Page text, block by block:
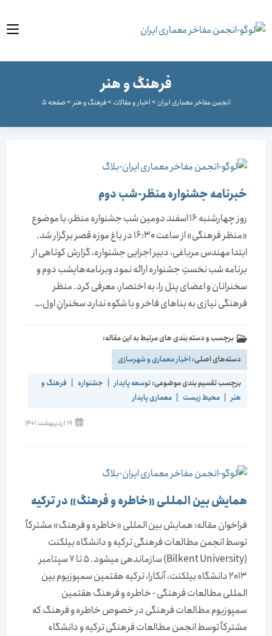
فرهنگ و هنر
انجمن مفاخر معماری ایران>اخبار و مقالات>فرهنگ و هنر>صفحه 5
خبرنامه جشنواره منظر-شب دوم
روز چهارشنبه 16 اسفند دومین شب جشنواره منظر، با موضوع
«منظر فرهنگی» از ساعت 16:30 در باغ موزه قصر برگزار شد.
ابتدا مهندس مرباغی، دبیر اجرایی جشنواره، گزارش کوتاهی از
برنامه شب نخستِ جشنواره ارائه نمود وبرنامه‌هایشب دوم و
سخنرانان و اعضای پنل را، ‌به اختصار، معرفی کرد. منظر
فرهنگی نیازی به بناهای فاخر و با شکوه ندارد سخنرانِ اول،…
برچسب و دسته بندی های مرتبط به این مقاله:
دسته‌های اصلی:اخبار معماری و شهرسازی
برچسب تقسیم بندی موضوعی:توسعه پایدار | جشنواره |
فرهنگ و
| محیط زیست | معماری پایدار
19 اردیبهشت 1401
همایش بین المللی «خاطره و فرهنگ» در ترکیه
فراخوان مقاله: همایش بین المللی «خاطره و فرهنگ» مشترکاً
توسط انجمن مطالعات فرهنگی ترکیه و دانشگاه بیلکنت
(Bilkent University) سازماندهی می‏شود. 5 تا 7 سپتامبر
2013 دانشگاه بیلکنت، آنکارا، ترکیه هقتمین سمپوزیوم بین
المللی مطالعات فرهنگی - خاطره و فرهنگ هقتمین
سمپوزیوم مطالعات فرهنگی در خصوص خاطره و فرهنگ که
مشترکاً توسط انجمن مطالعات فرهنگی ترکیه و دانشگاه